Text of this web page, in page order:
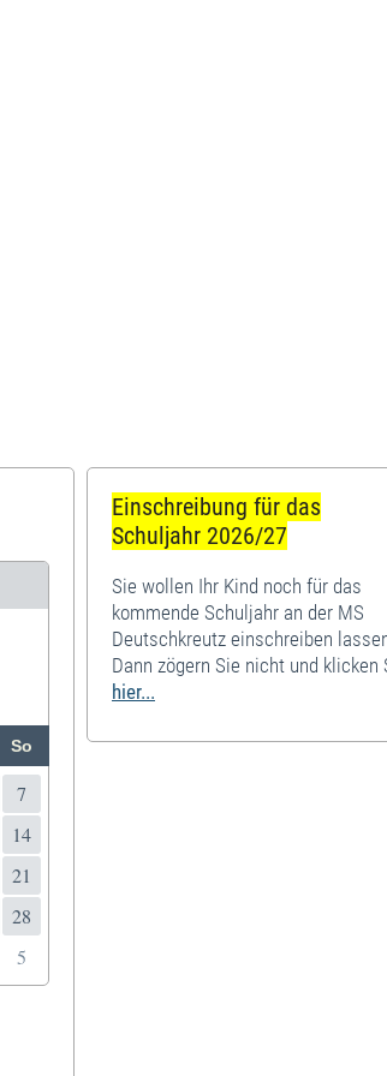
So
7
14
21
28
5
Einschreibung für das
Schuljahr 2026/27
Sie wollen Ihr Kind noch für das
kommende Schuljahr an der MS
Deutschkreutz einschreiben
Dann zögern Sie nicht und klicken
hier...